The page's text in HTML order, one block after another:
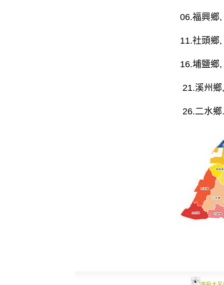
06.福興鄉,
11.社頭鄉,
16.埔鹽鄉,
21.溪州鄉
26.二水鄉.